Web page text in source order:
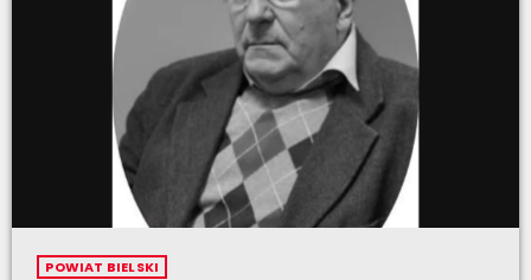
POWIAT BIELSKI